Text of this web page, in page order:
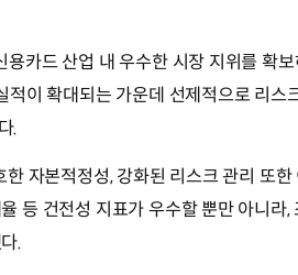
카드 산업 내 우수한 시장 지위를 확
이 확대되는 가운데 선제적으로 리스
.
자본적정성, 강화된 리스크 관리 또
등 건전성 지표가 우수할 뿐만 아니라
.